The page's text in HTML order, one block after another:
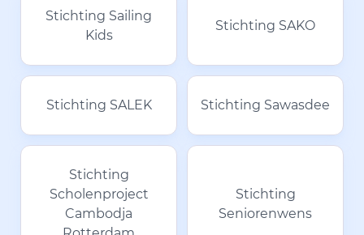
Stichting Sailing
Kids
Stichting SAKO
Stichting SALEK Stichting Sawasdee
Stichting
Scholenproject
Cambodja
Stichting
Seniorenwens